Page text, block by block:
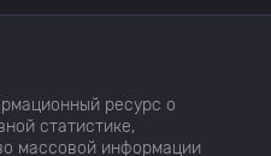
ресурс о
статистике,
массовой информации